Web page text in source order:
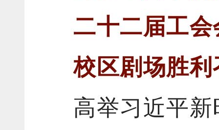
二十二届工
校区剧场胜利
高举习近平